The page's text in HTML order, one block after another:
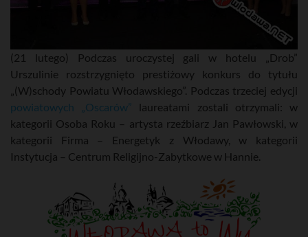
(21 lutego) Podczas uroczystej gali w hotelu „Drob”
Urszulinie rozstrzygnięto prestiżowy konkurs do tytułu
„(W)schody Powiatu Włodawskiego”. Podczas trzeciej edycji
powiatowych „Oscarów” laureatami zostali otrzymali: w
kategorii Osoba Roku – artysta rzeźbiarz Jan Pawłowski, w
kategorii Firma – Energetyk z Włodawy, w kategorii
Instytucja – Centrum Religijno-Zabytkowe w Hannie.